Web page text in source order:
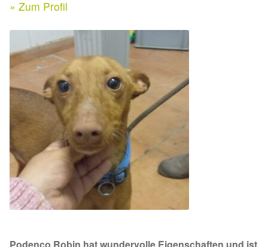
Aktuelle Spenden 2026
Ihre/Eure Spenden – Januar bis Juni 2026
Spenden 2025
Juli bis Dezember 2025
Januar bis Juni 2025
Spenden 2024
Kontakt & Rechtliches
Facebook
Instagram
» Zum Profil